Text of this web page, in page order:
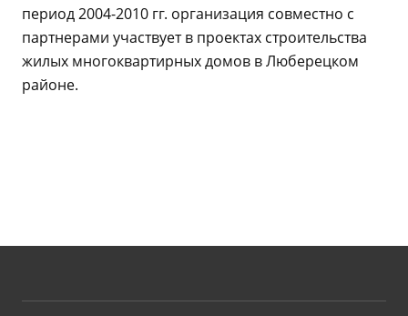
период 2004-2010 гг. организация совместно с
партнерами участвует в проектах строительства
жилых многоквартирных домов в Люберецком
районе.